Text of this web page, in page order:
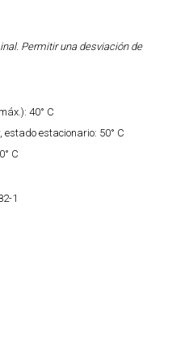
Permitir una desviación de
40° C
estado estacionario: 50° C
C
1